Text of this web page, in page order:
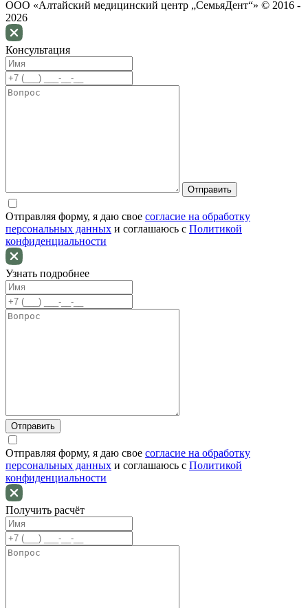
ООО «Алтайский медицинский центр „СемьяДент“» © 2016 -
2026
Консультация
Отправляя форму, я даю свое согласие на обработку
персональных данных и соглашаюсь c Политикой
конфиденциальности
Узнать подробнее
Отправляя форму, я даю свое согласие на обработку
персональных данных и соглашаюсь c Политикой
конфиденциальности
Получить расчёт